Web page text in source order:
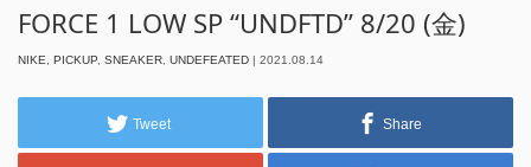
FORCE 1 LOW SP “UNDFTD” 8/20 (金)
NIKE PICKUP SNEAKER UNDEFEATED | 2021.08.14
Tweet Share